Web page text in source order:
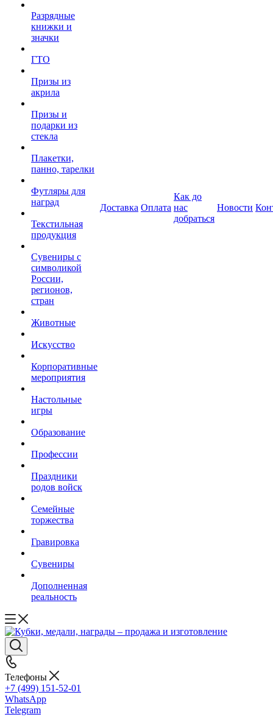
Разрядные
книжки и
значки
ГТО
Призы из
акрила
Призы и
подарки из
стекла
Плакетки,
панно, тарелки
Футляры для
наград
Текстильная
продукция
Сувениры с
символикой
России,
регионов,
стран
Животные
Искусство
Корпоративные
мероприятия
Настольные
игры
Образование
Профессии
Праздники
родов войск
Семейные
торжества
Гравировка
Сувениры
Дополненная
реальность
Доставка Оплата
Как до
нас
добраться
Новости
Телефоны
+7 (499) 151-52-01
WhatsApp
Telegram